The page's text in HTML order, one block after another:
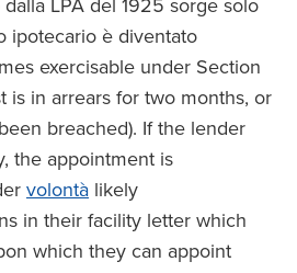
ipotecario è diventato
exercisable under Section
is in arrears for two months, or
breached). If the lender
the appointment is
volontà likely
in their facility letter which
which they can appoint